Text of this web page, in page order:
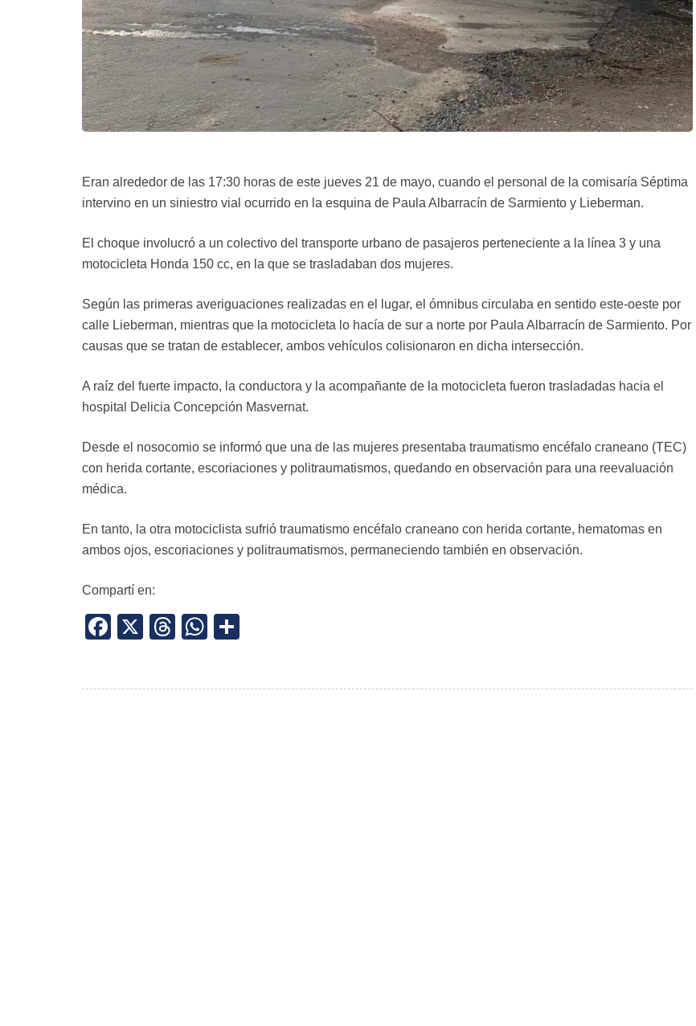
Eran alrededor de las 17:30 horas de este jueves 21 de mayo, cuando el personal de la comisaría Séptima
intervino en un siniestro vial ocurrido en la esquina de Paula Albarracín de Sarmiento y Lieberman.
El choque involucró a un colectivo del transporte urbano de pasajeros perteneciente a la línea 3 y una
motocicleta Honda 150 cc, en la que se trasladaban dos mujeres.
Según las primeras averiguaciones realizadas en el lugar, el ómnibus circulaba en sentido este-oeste por
calle Lieberman, mientras que la motocicleta lo hacía de sur a norte por Paula Albarracín de Sarmiento. Por
causas que se tratan de establecer, ambos vehículos colisionaron en dicha intersección.
A raíz del fuerte impacto, la conductora y la acompañante de la motocicleta fueron trasladadas hacia el
hospital Delicia Concepción Masvernat.
Desde el nosocomio se informó que una de las mujeres presentaba traumatismo encéfalo craneano (TEC)
con herida cortante, escoriaciones y politraumatismos, quedando en observación para una reevaluación
médica.
En tanto, la otra motociclista sufrió traumatismo encéfalo craneano con herida cortante, hematomas en
ambos ojos, escoriaciones y politraumatismos, permaneciendo también en observación.
Compartí en:
Facebook
X ThreadsWhatsApp